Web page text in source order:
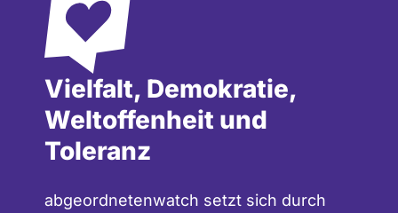
Vielfalt, Demokratie,
Weltoffenheit und
Toleranz
abgeordnetenwatch setzt sich durch